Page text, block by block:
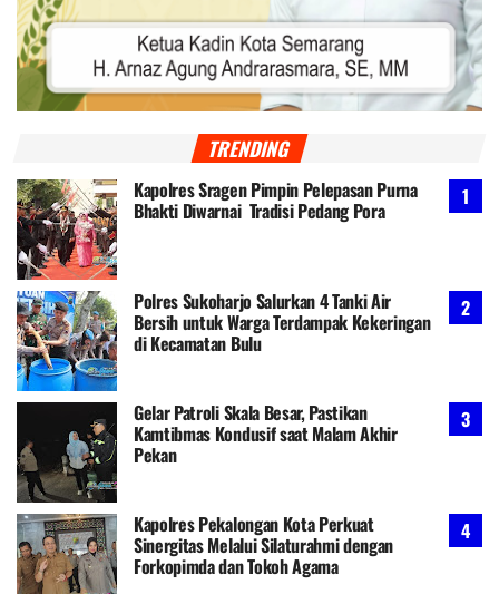
TRENDING
Kapolres Sragen Pimpin Pelepasan Purna
Bhakti Diwarnai Tradisi Pedang Pora
Polres Sukoharjo Salurkan 4 Tanki Air
Bersih untuk Warga Terdampak Kekeringan
di Kecamatan Bulu
Gelar Patroli Skala Besar, Pastikan
Kamtibmas Kondusif saat Malam Akhir
Pekan
Kapolres Pekalongan Kota Perkuat
Sinergitas Melalui Silaturahmi dengan
Forkopimda dan Tokoh Agama